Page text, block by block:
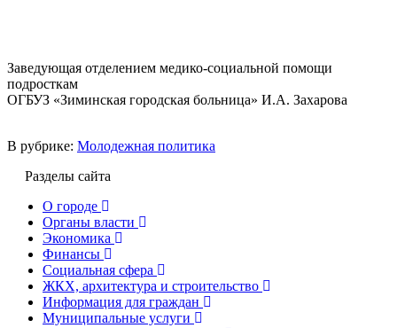
Заведующая отделением медико-социальной помощи
подросткам
ОГБУЗ «Зиминская городская больница» И.А. Захарова
В рубрике: Молодежная политика
Разделы сайта
О городе
Органы власти
Экономика
Финансы
Социальная сфера
ЖКХ, архитектура и строительство
Информация для граждан
Муниципальные услуги